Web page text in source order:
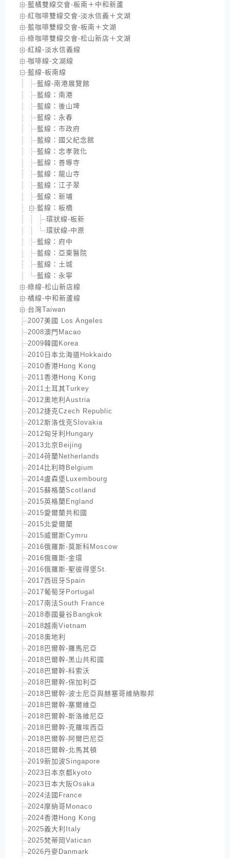
藍橘雙線交會-板南＋中和新蘆
紅咖啡雙線交會-淡水信義＋文湖
藍咖啡雙線交會-板南＋文湖
綠咖啡雙線交會-松山新店＋文湖
紅線-淡水信義線
咖啡線-文湖線
藍線-板南線
藍線-南港展覽館
藍線：南港
藍線：後山埤
藍線：永春
藍線：市政府
藍線：國父紀念館
藍線：忠孝敦化
藍線：善導寺
藍線：龍山寺
藍線：江子翠
藍線：新埔
藍線：板橋
環狀線-板新
環狀線-中原
藍線：府中
藍線：亞東醫院
藍線：土城
藍線：永寧
綠線-松山新店線
橘線-中和新蘆線
台灣Taiwan
2007美國 Los Angeles
2008澳門Macao
2009韓國Korea
2010日本北海道Hokkaido
2010香港Hong Kong
2011香港Hong Kong
2011土耳其Turkey
2012奧地利Austria
2012捷克Czech Republic
2012斯洛伐克Slovakia
2012匈牙利Hungary
2013北京Beijing
2014荷蘭Netherlands
2014比利時Belgium
2014盧森堡Luxembourg
2015蘇格蘭Scotland
2015英格蘭England
2015愛爾蘭共和國
2015北愛爾蘭
2015威爾斯Cymru
2016俄羅斯-莫斯科Moscow
2016俄羅斯-金環
2016俄羅斯-聖彼得堡St.
2017西班牙Spain
2017葡萄牙Portugal
2017南法South France
2018泰國曼谷Bangkok
2018越南Vietnam
2018奧地利
2018巴爾幹-羅馬尼亞
2018巴爾幹-黑山共和國
2018巴爾幹-科索沃
2018巴爾幹-保加利亞
2018巴爾幹-波士尼亞與赫塞哥維納聯邦
2018巴爾幹-塞爾維亞
2018巴爾幹-斯洛維尼亞
2018巴爾幹-克羅埃西亞
2018巴爾幹-阿爾巴尼亞
2018巴爾幹-北馬其頓
2019新加波Singapore
2023日本京都kyoto
2023日本大阪Osaka
2024法國France
2024摩納哥Monaco
2024香港Hong Kong
2025義大利Italy
2025梵蒂岡Vatican
2026丹麥Danmark